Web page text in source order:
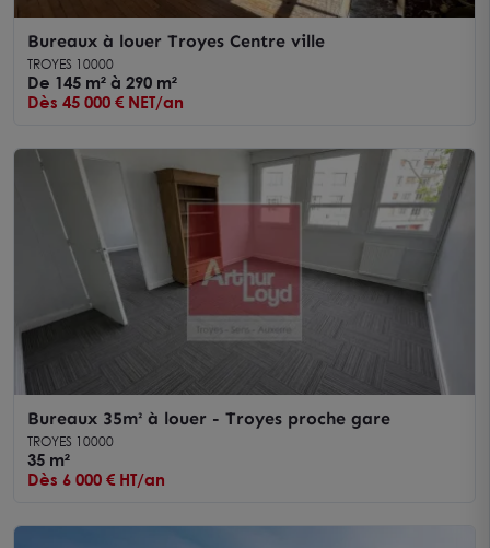
Bureaux à louer Troyes Centre ville
TROYES 10000
De 145 m² à 290 m²
Dès 45 000 € NET/an
Bureaux 35m² à louer - Troyes proche gare
TROYES 10000
35 m²
Dès 6 000 € HT/an